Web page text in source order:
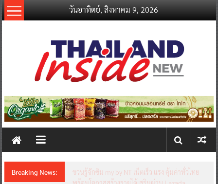
Skip
to
วันอาทิตย์, สิงหาคม 9, 2026
thailandinsidenew.com
Thailand
New
Breaking News:
ชวนรู้จักซิม my by NT เน็ตเร็ว แรง คุ้มค่าทั่วไทย